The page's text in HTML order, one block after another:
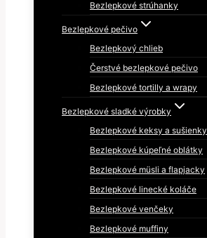
Bezlepkové strúhanky
Bezlepkové pečivo
Bezlepkový chlieb
Čerstvé bezlepkové pečivo
Bezlepkové tortilly a wrapy
Bezlepkové sladké výrobky
Bezlepkové keksy a sušienky
Bezlepkové kúpeľné oblátky
Bezlepkové müsli a flapjacky
Bezlepkové linecké koláče
Bezlepkové venčeky
Bezlepkové muffiny